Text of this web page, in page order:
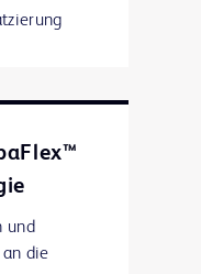
und
an die